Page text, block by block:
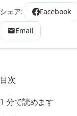
シェア: Facebook
Email
目次
1 分で読めます